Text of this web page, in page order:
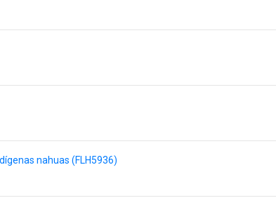
nahuas (FLH5936)